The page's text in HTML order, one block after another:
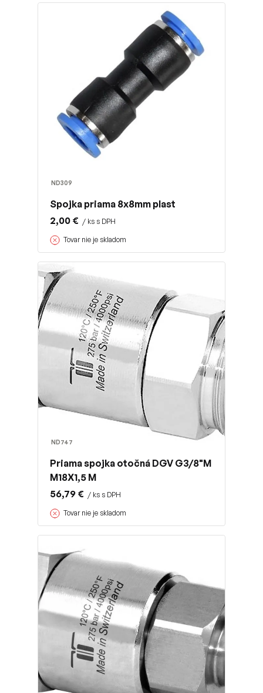
ND309
Spojka priama 8x8mm plast
2,00 € / ks s DPH
Tovar nie je skladom
ND747
Priama spojka otočná DGV G3/8"M
M18X1,5 M
56,79 € / ks s DPH
Tovar nie je skladom